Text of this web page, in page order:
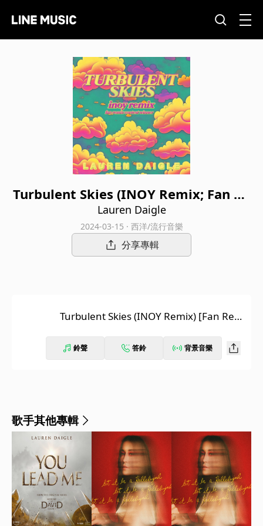
Turbulent Skies (INOY Remix; Fan Re
mix Contest Winner)
Lauren Daigle
2024-03-15 · 西洋/流行音樂
分享專輯
Turbulent Skies (INOY Remix) [Fan Rem
鈴聲 答鈴 背景音樂
歌手其他專輯